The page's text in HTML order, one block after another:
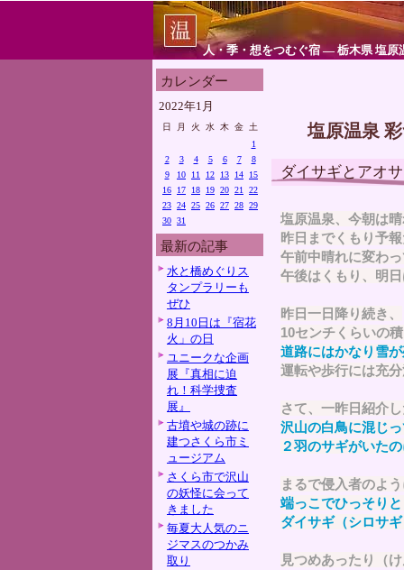
人・季・想をつむぐ宿 ― 栃木県 塩原
カレンダー
2022年1月
日 月 火 水 木 金
土
1
2
3 4 5 6 7
8
9
10 11 12 13 14
15
16
17 18 19 20 21
22
23 24 25 26 27 28 29
30 31
最新の記事
水と橋めぐりス
タンプラリーも
ぜひ
8月10日は『宿花
火」の日
ユニークな企画
展『真相に迫
れ！科学捜査
展』
古墳や城の跡に
建つさくら市ミ
ュージアム
さくら市で沢山
の妖怪に会って
きました
毎夏大人気のニ
ジマスのつかみ
取り
塩原温泉
ダイサギとアオ
塩原温泉、今朝は
昨日までくもり予
午前中晴れに変わ
午後はくもり、明
昨日一日降り続き、
10センチくらいの
道路にはかなり雪
運転や歩行には充
さて、一昨日紹介
沢山の白鳥に混じ
２羽のサギがいた
まるで侵入者のよ
端っこでひっそりと
ダイサギ（シロサ
見つめあったり（